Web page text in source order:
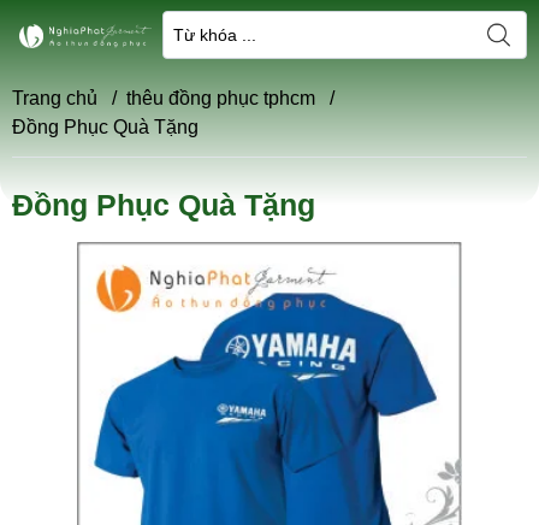
Trang chủ / thêu đồng phục tphcm
/
Đồng Phục Quà Tặng
Đồng Phục Quà Tặng